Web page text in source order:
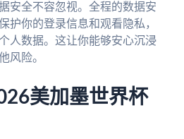
安全不容忽视。全程的数据安
护你的登录信息和观看隐私，
人数据。这让你能够安心沉浸
风险。
美加墨世界杯